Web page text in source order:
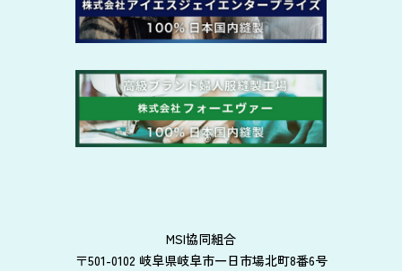
MSI協同組合
〒501-0102 岐阜県岐阜市一日市場北町8番6号